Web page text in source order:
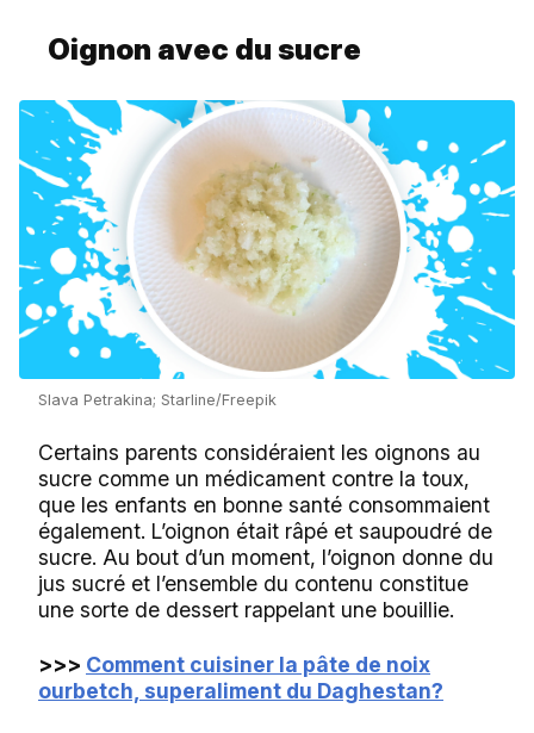
Oignon avec du sucre
Slava Petrakina; Starline/Freepik
Certains parents considéraient les oignons au
sucre comme un médicament contre la toux,
que les enfants en bonne santé consommaient
également. L’oignon était râpé et saupoudré de
sucre. Au bout d’un moment, l’oignon donne du
jus sucré et l’ensemble du contenu constitue
une sorte de dessert rappelant une bouillie.
>>> Comment cuisiner la pâte de noix
ourbetch, superaliment du Daghestan?